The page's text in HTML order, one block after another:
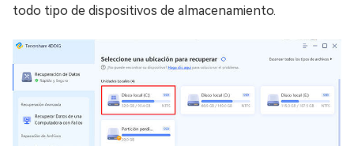
todo tipo de dispositivos de almacenamiento.